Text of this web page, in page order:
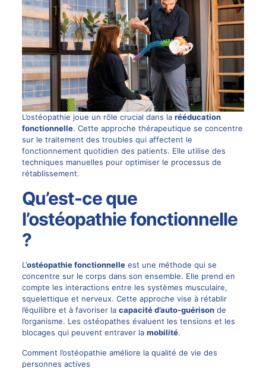
L’ostéopathie joue un rôle crucial dans la rééducation
fonctionnelle. Cette approche thérapeutique se concentre
sur le traitement des troubles qui affectent le
fonctionnement quotidien des patients. Elle utilise des
techniques manuelles pour optimiser le processus de
rétablissement.
Qu’est-ce que
l’ostéopathie fonctionnelle
?
L’ostéopathie fonctionnelleest une méthode qui se
concentre sur le corps dans son ensemble. Elle prend en
compte les interactions entre les systèmes musculaire,
squelettique et nerveux. Cette approche vise à rétablir
l’équilibre et à favoriser la capacité d’auto-guérisonde
l’organisme. Les ostéopathes évaluent les tensions et les
blocages qui peuvent entraver la mobilité.
Comment l’ostéopathie améliore la qualité de vie des
personnes actives